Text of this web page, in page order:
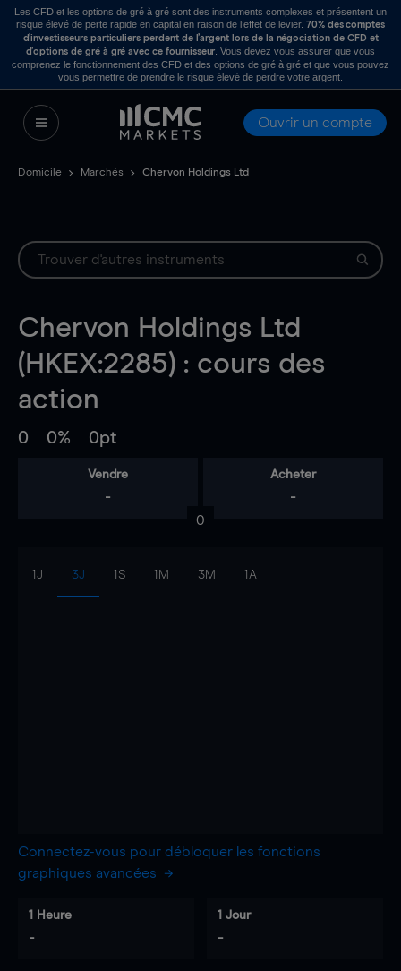
Les CFD et les options de gré à gré sont des instruments complexes et présentent un
risque élevé de perte rapide en capital en raison de l’effet de levier. 70% des comptes
d’investisseurs particuliers perdent de l’argent lors de la négociation de CFD et
d’options de gré à gré avec ce fournisseur . Vous devez vous assurer que vous
comprenez le fonctionnement des CFD et des options de gré à gré et que vous pouvez
vous permettre de prendre le risque élevé de perdre votre argent.
Ouvrir un compte
Domicile Marchés Chervon Holdings Ltd
Chervon Holdings Ltd
(HKEX:2285) : cours des
action
0 0% 0pt
Vendre
-
Acheter
-
0
1J 3J 1S 1M 3M 1A
Connectez-vous pour débloquer les fonctions
graphiques avancées
1 Heure
-
1 Jour
-